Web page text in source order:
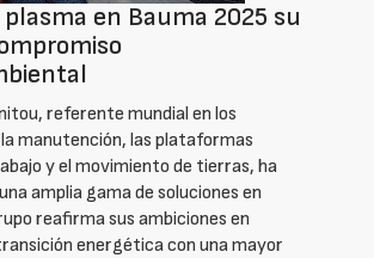
en Bauma 2025 su
referente mundial en los
manutención, las plataformas
y el movimiento de tierras, ha
amplia gama de soluciones en
reafirma sus ambiciones en
energética con una mayor